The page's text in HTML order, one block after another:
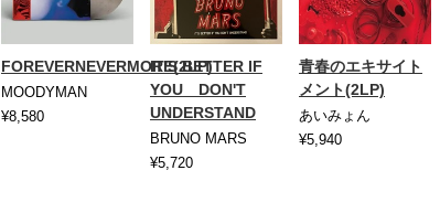
FOREVERNEVERMORE(2LP)
MOODYMAN
¥8,580
IT'S BETTER IF
YOU DON'T
UNDERSTAND
BRUNO MARS
¥5,720
青春のエキサイト
メント(2LP)
あいみょん
¥5,940